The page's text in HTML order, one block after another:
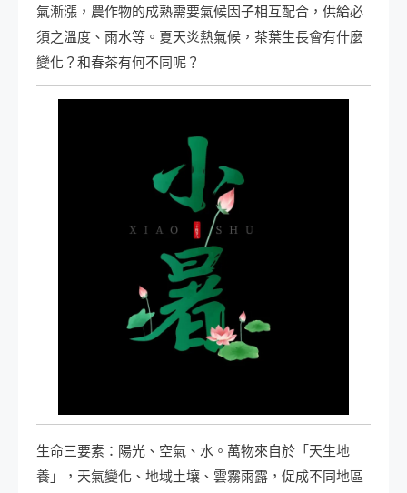
氣漸漲，農作物的成熟需要氣候因子相互配合，供給必
須之溫度、雨水等。夏天炎熱氣候，茶葉生長會有什麼
變化？和春茶有何不同呢？
生命三要素：陽光、空氣、水。萬物來自於「天生地
養」，天氣變化、地域土壤、雲霧雨露，促成不同地區